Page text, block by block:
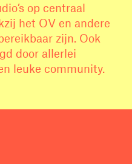
op centraal
het OV en andere
zijn. Ook
door allerlei
leuke community.